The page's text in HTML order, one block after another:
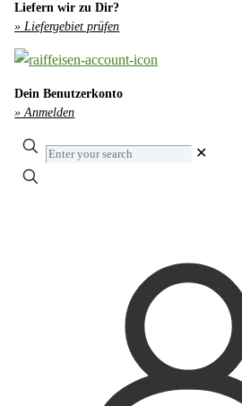
Liefern wir zu Dir?
» Liefergebiet prüfen
Dein Benutzerkonto
» Anmelden
Enter
your
✕